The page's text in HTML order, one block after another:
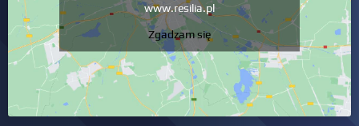
www.resilia.pl
Zgadzam się